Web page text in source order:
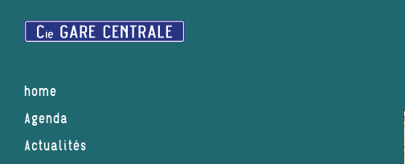
home
Agenda
Actualités